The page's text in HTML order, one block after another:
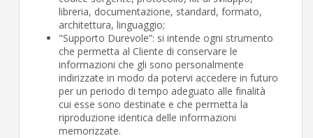
libreria, documentazione, standard, formato,
architettura, linguaggio;
"Supporto Durevole”: si intende ogni strumento
che permetta al Cliente di conservare le
informazioni che gli sono personalmente
indirizzate in modo da potervi accedere in futuro
per un periodo di tempo adeguato alle finalità
cui esse sono destinate e che permetta la
riproduzione identica delle informazioni
memorizzate.